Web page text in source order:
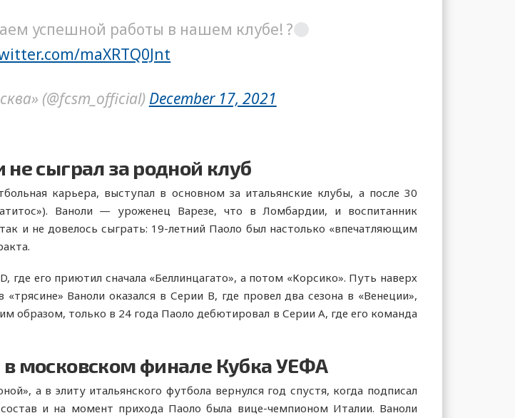
успешной работы в нашем клубе! ?
maXRTQ0Jnt
(@fcsm_official) December 17, 2021
сыграл за родной клуб
карьера, выступал в основном за итальянские клубы, а после 30
Ваноли — уроженец Варезе, что в Ломбардии, и воспитанник
и не довелось сыграть: 19-летний Паоло был настолько «впечатляющим
его приютил сначала «Беллинцагато», а потом «Корсико». Путь наверх
Ваноли оказался в Серии B, где провел два сезона в «Венеции»,
образом, только в 24 года Паоло дебютировал в Серии A, где его команда
московском финале Кубка УЕФА
а в элиту итальянского футбола вернулся год спустя, когда подписал
и на момент прихода Паоло была вице-чемпионом Италии. Ваноли